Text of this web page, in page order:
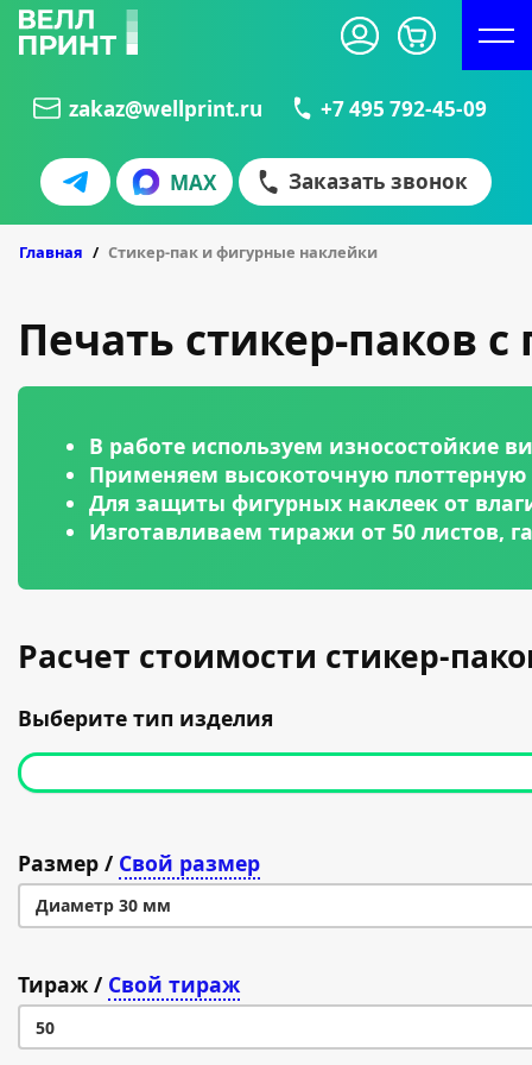
zakaz@wellprint.ru +7 495 792-45-09
MAX Заказать звонок
Главная Стикер-пак и фигурные наклейки
Печать стикер-паков
В работе используем износостойкие
Применяем высокоточную плоттерную
Для защиты фигурных наклеек от
Изготавливаем тиражи от 50 листов,
Расчет стоимости стикер-
Выберите тип изделия
Размер / Свой размер
Диаметр 30 мм
Тираж / Свой тираж
50